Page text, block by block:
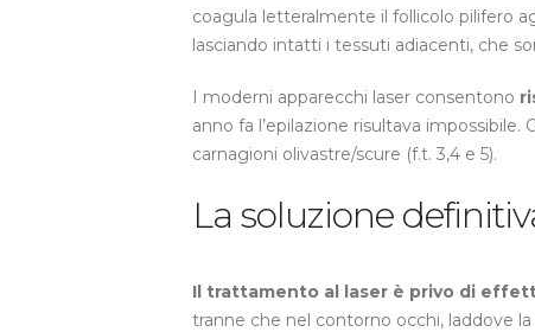
coagula letteralmente il follicolo pilifero
lasciando intatti i tessuti adiacenti, che
I moderni apparecchi laser consentono
anno fa l’epilazione risultava
carnagioni olivastre/scure (f.t. 3,4 e 5).
La soluzione
Il trattamento al laser è privo di
tranne che nel contorno occhi, laddove